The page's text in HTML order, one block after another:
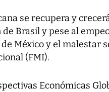
se recupera y
de Brasil y pese al
México y el malestar
(FMI).
Económicas